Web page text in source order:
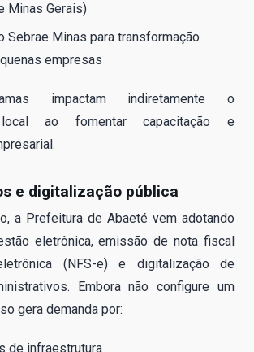
Minas Gerais)
Sebrae Minas para transformação
empresas
impactam indiretamente o
local ao fomentar capacitação e
e digitalização pública
a Prefeitura de Abaeté vem adotando
eletrônica, emissão de nota fiscal
(NFS-e) e digitalização de
Embora não configure um
gera demanda por:
de infraestrutura